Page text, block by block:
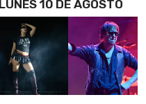
LUNES 10 DE AGOSTO